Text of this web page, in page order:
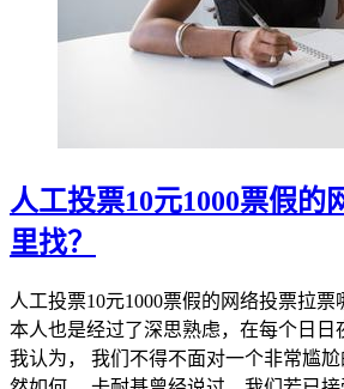
人工投票10元1000票假的
里找？
人工投票10元1000票假的网络投票拉票
本人也是经过了深思熟虑，在每个日日
我认为， 我们不得不面对一个非常尴